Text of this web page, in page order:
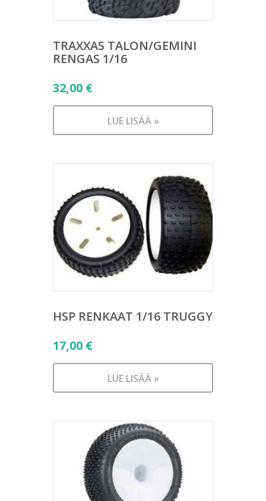
TRAXXAS TALON/GEMINI
RENGAS 1/16
32,00 €
LUE LISÄÄ »
HSP RENKAAT 1/16 TRUGGY
17,00 €
LUE LISÄÄ »